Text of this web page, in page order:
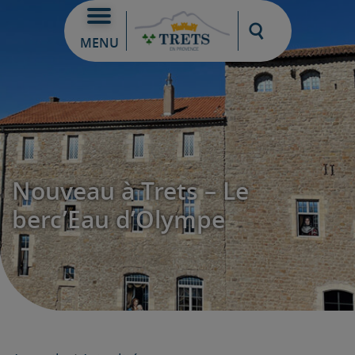
MENU
Moteur de
Nouveau à Trets – Le
berc’Eau d’Olympe